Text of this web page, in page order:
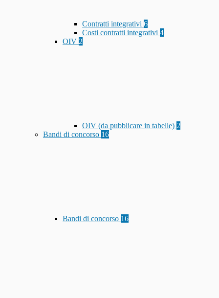
Contratti integrativi 6
Costi contratti integrativi 4
OIV 2
OIV (da pubblicare in tabelle) 2
Bandi di concorso 16
Bandi di concorso 16